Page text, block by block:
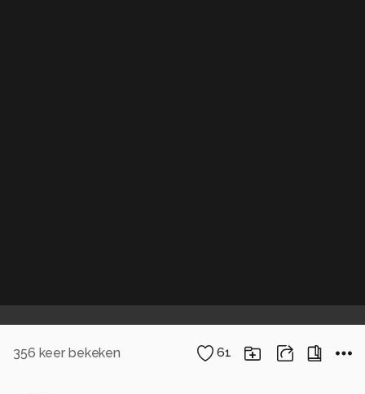
356 keer bekeken 61